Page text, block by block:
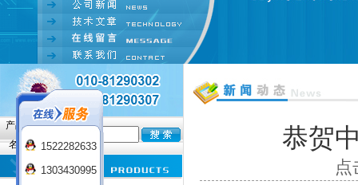
产品
名:
恭贺
1522282633
1303430995